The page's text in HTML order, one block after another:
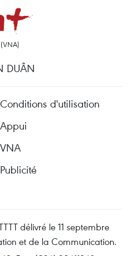
DUÂN
Conditions d'utilisation
Appui
VNA
Publicité
délivré le 11 septembre
et de la Communication.